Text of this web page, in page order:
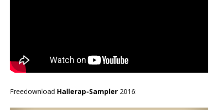
Freedownload Hallerap-Sampler 2016: